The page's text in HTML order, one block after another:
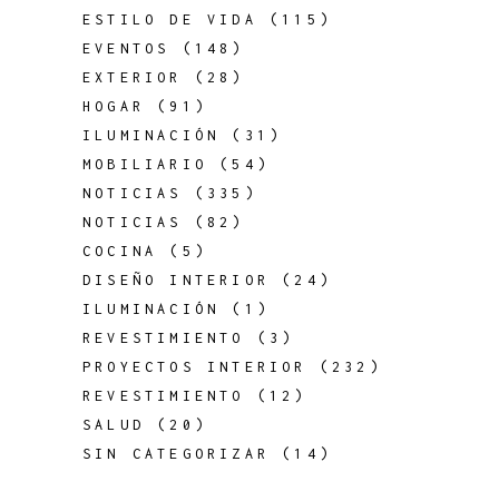
ESTILO DE VIDA
(115)
EVENTOS
(148)
EXTERIOR
(28)
HOGAR
(91)
ILUMINACIÓN
(31)
MOBILIARIO
(54)
NOTICIAS
(335)
NOTICIAS
(82)
COCINA
(5)
DISEÑO INTERIOR
(24)
ILUMINACIÓN
(1)
REVESTIMIENTO
(3)
PROYECTOS INTERIOR
(232)
REVESTIMIENTO
(12)
SALUD
(20)
SIN CATEGORIZAR
(14)